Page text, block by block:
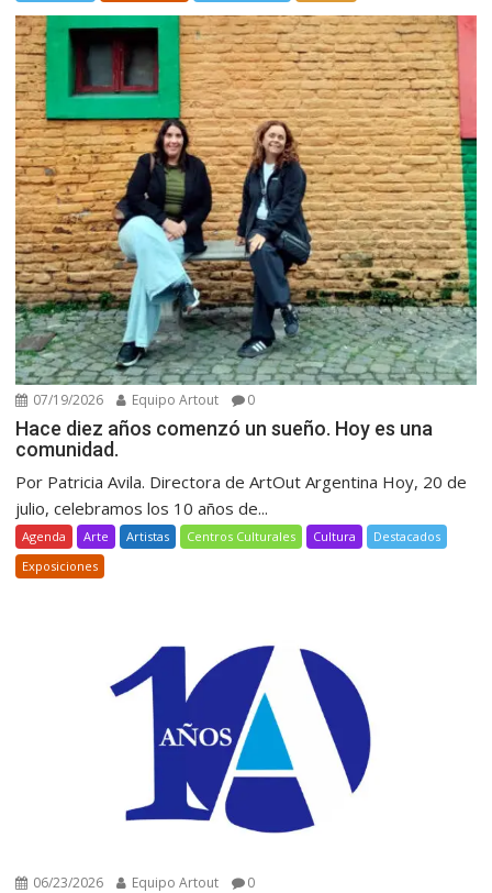
07/19/2026 Equipo Artout 0
Hace diez años comenzó un sueño. Hoy es una
comunidad.
Por Patricia Avila. Directora de ArtOut Argentina Hoy, 20 de
julio, celebramos los 10 años de...
Agenda Arte Artistas Centros Culturales Cultura
Destacados
Exposiciones
06/23/2026 Equipo Artout 0